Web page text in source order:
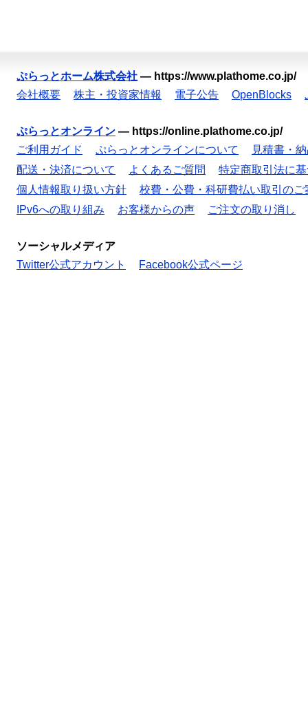
ぷらっとホーム株式会社 — https://www.plathome.co.jp/
会社概要
株主・投資家情報 電子公告 OpenBlocks
ぷらっとオンライン — https://online.plathome.co.jp/
ご利用ガイド
ぷらっとオンラインについて
見積書・
配送・決済について
よくあるご質問
特定商取引法に
個人情報取り扱い方針
校費・公費・科研費払い取引のご
IPv6への取り組み
お客様からの声 ご注文の取り消し
ソーシャルメディア
Twitter公式アカウント
Facebook公式ページ